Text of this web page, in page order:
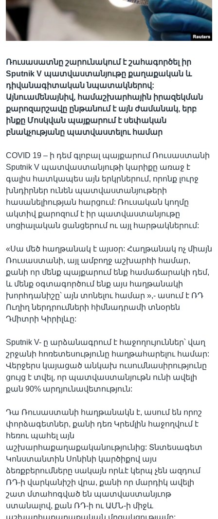
Լեզուներ
Ռուսասատնը շարունակում է շահագործել իր
Sputnik V պատվաստանյութը քաղաքական և
դիվանագիտական նպատակներով:
Այնուամենայնիվ, համաշխարհային իրազեկման
քարոզարշավը ընթանում է այն ժամանակ, երբ
ինքը Մոսկվան պայքարում է սեփական
բնակչությանը պատվաստելու համար
COVID 19 – ի դեմ գլոբալ պայքարում Ռուսաստանի
Sputnik V պատվաստանյութի կարիքը առաջ է
գալիս հատկապես այն երկրներում, որոնք լուրջ
խնդիրներ ունեն պատվաստանյութերի
հասանելիության հարցում: Ռուսական կողմը
ակտիվ քարոզում է իր պատվաստանյութը
սոցիալական ցանցերում ու այլ հարթակներում:
«Սա մեծ հաղթանակ է այսօր: Հաղթանակ ոչ միայն
Ռուսաստանի, այլ ամբողջ աշխարհի համար,
քանի որ մենք պայքարում ենք համաճարակի դեմ,
և մենք օգտագործում ենք այս հաղթանակի
խորհդանիշը՝ այն տոնելու համար »,- ասում է ՌԴ
Ուղիղ ներդրումների հիմնադրամի տնօրեն
Դմիտրի Կիրիլևը:
Sputnik V- ը արձանագրում է հաջողույուններ՝ վաղ
շրջանի հոռետեսությունը հաղթահարելու համար:
Վերջերս կայացած անկախ ուսումնասիրությունը
ցույց է տվել, որ պատվաստանյութն ունի ավելի
քան 90% արդյունավետություն:
Դա Ռուսաստանի հաղթանակն է, ասում են որոշ
փորձագետներ, քանի դեռ Կրեմլին հաջողվում է
հեռու պահել այն
աշխարհաքաղաքականությունից: Տնտեսագետ
Կոնստանտին Սոնինի կարծիքով այս
ձեռքբերումները սակայն որևէ կերպ չեն ազդում
ՌԴ-ի վարկանիշի վրա, քանի որ մարդիկ ավելի
շատ մտահոգված են պատվաստանյւոթ
ստանալով, քան ՌԴ-ի ու ԱՄՆ-ի միջև
աշխարհաքաղաքական մրցակցությամբ: